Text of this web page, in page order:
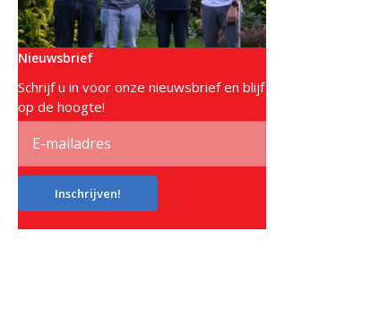
Nieuwsbrief
Schrijf u in voor onze nieuwsbrief en blijf
op de hoogte!
Inschrijven!